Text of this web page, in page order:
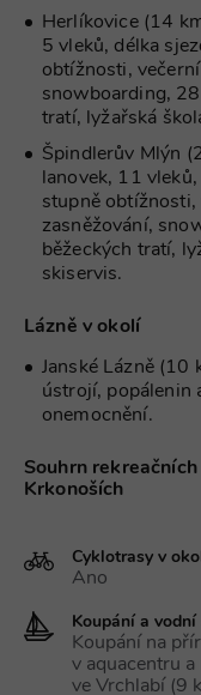
Herlíkovice (14
5 vleků, délka
obtížnosti,
snowboarding,
tratí, lyžařská
Špindlerův Mlýn
lanovek, 11
stupně obtížnosti,
zasněžování,
běžeckých tratí,
skiservis.
Lázně v okolí
Janské Lázně (10
ústrojí, popálenin
onemocnění.
Souhrn
Krkonoších
Cyklotrasy v
Ano
Koupání a
Koupání na
v aquacentru
ve Vrchlabí (9
_dc_gtm_UA-
1578163-15